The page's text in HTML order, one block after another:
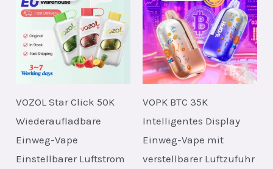
VOZOL Star Click 50K
Wiederaufladbare
Einweg-Vape
Einstellbarer Luftstrom
VOPK BTC 35K
Intelligentes Display
Einweg-Vape mit
verstellbarer Luftzufuhr